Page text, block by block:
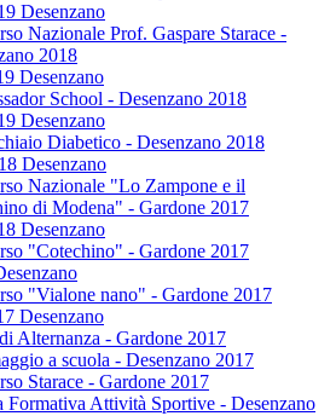
Desenzano
Nazionale Prof. Gaspare Starace -
2018
Desenzano
School - Desenzano 2018
Desenzano
Diabetico - Desenzano 2018
Desenzano
Nazionale "Lo Zampone e il
di Modena" - Gardone 2017
Desenzano
"Cotechino" - Gardone 2017
"Vialone nano" - Gardone 2017
Desenzano
Alternanza - Gardone 2017
a scuola - Desenzano 2017
Starace - Gardone 2017
Formativa Attività Sportive - Desenzano